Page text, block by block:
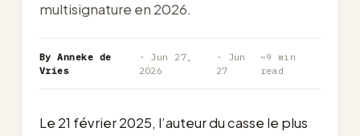
multisignature en 2026.
By Anneke de
Vries
· Jun 27,
2026
· Jun
27
~9 min
read
Le 21 février 2025, l’auteur du casse le plus